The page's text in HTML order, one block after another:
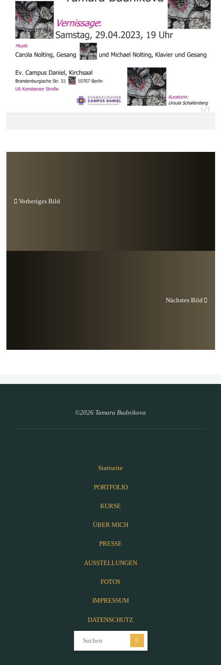
Vorheriges Bild
Nächstes Bild
©2026 Tamara Budnikova
Startseite
PORTFOLIO
KURSE
ÜBER MICH
PRESSE
AUSSTELLUNGEN
FOTOS
IMPRESSUM
DATENSCHUTZ